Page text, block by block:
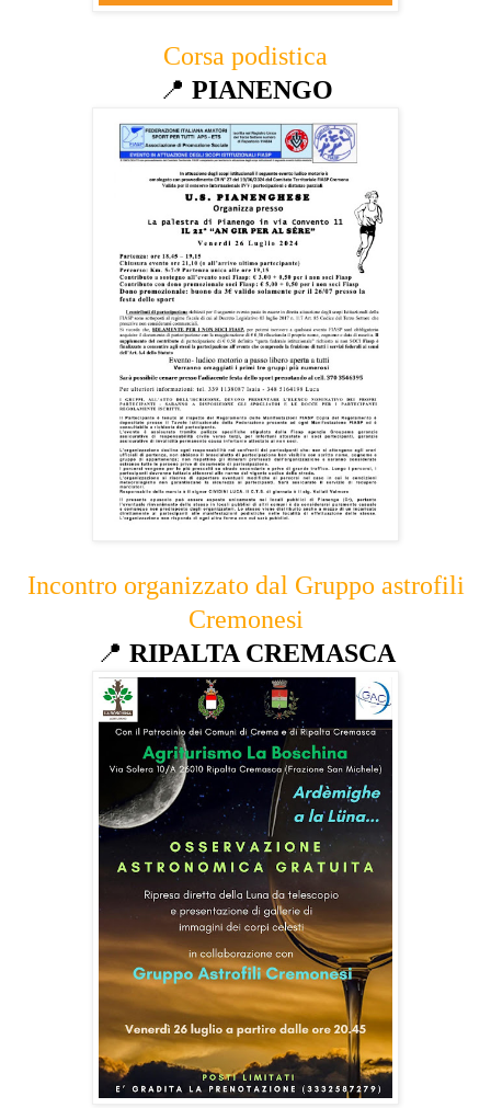
Corsa podistica
📍 PIANENGO
Incontro organizzato dal Gruppo astrofili
Cremonesi
📍 RIPALTA CREMASCA